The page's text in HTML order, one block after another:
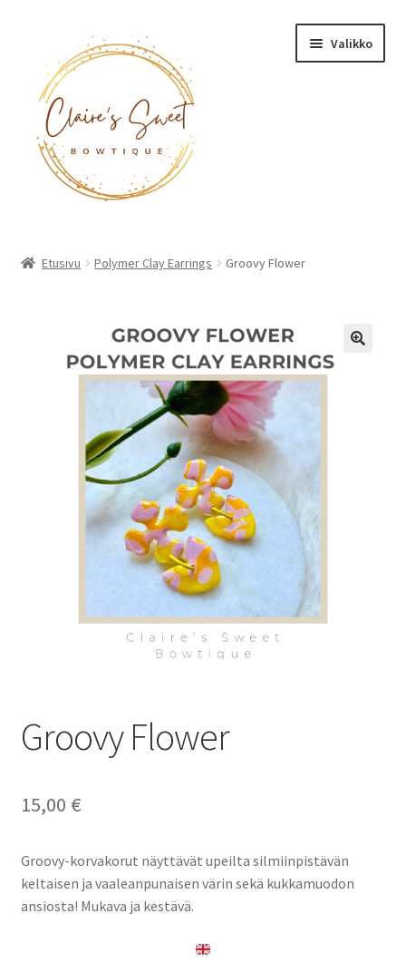
navigointiin
sisältöön
Valikko
Etusivu Polymer Clay Earrings Groovy Flower
Groovy Flower
15,00 €
Groovy-korvakorut näyttävät upeilta silmiinpistävän
keltaisen ja vaaleanpunaisen värin sekä kukkamuodon
ansiosta! Mukava ja kestävä.